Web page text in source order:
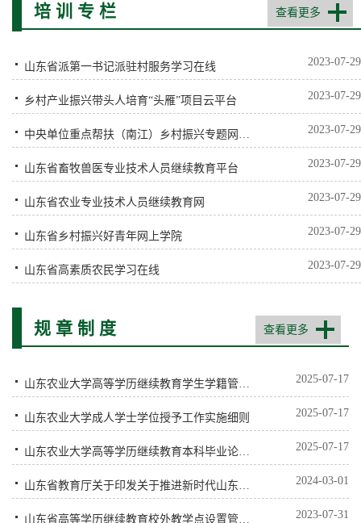
培 训 专 栏 查看更多
山东省派第一书记派驻村服务学习在线 2023-07-29
乡村产业振兴带头人培育“头雁”项目云平台 2023-07-29
2023-07-29
山东省畜牧兽医专业技术人员继续教育平台 2023-07-29
山东省农业专业技术人员继续教育网 2023-07-29
山东省乡村振兴好青年网上学院 2023-07-29
山东省高素质农民学习在线 2023-07-29
规 章 制 度 查看更多
2025-07-17
山东农业大学成人学士学位授予工作实施细则 2025-07-17
2025-07-17
2024-03-01
2023-07-31